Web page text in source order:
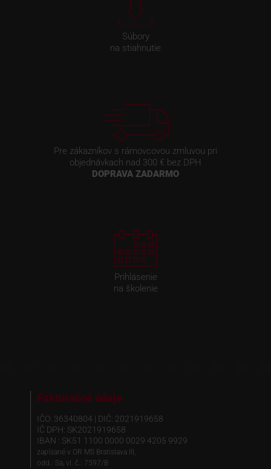
Súbory
na stiahnutie
Pre zákazníkov s rámovcovou zmluvou pri
objednávkach nad 300 € bez DPH
DOPRAVA ZADARMO
Prihlásenie
na školenie
Fakturačné údaje
IČO: 36340804 | DIČ: 2021919658
IČ DPH: SK2021919658
IBAN : SK51 1100 0000 0029 4205 9929
zapísané v OR MS Bratislava III,
odd.: Sa, vl. č.: 7597/B